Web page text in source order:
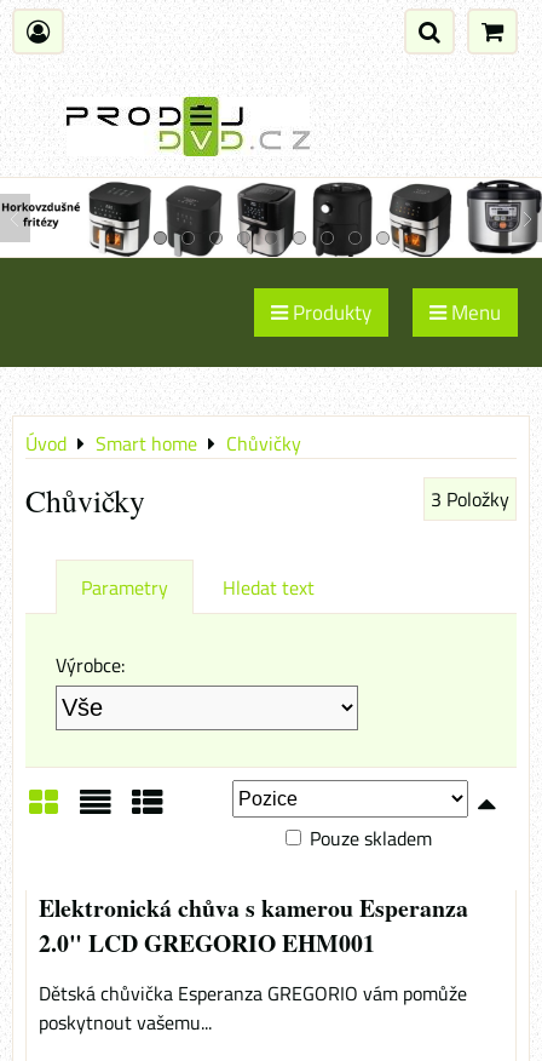
Produkty Menu
Úvod Smart home Chůvičky
Chůvičky 3 Položky
Parametry Hledat text
Výrobce:
Pouze skladem
Elektronická chůva s kamerou Esperanza
2.0" LCD GREGORIO EHM001
Dětská chůvička Esperanza GREGORIO vám pomůže
poskytnout vašemu...